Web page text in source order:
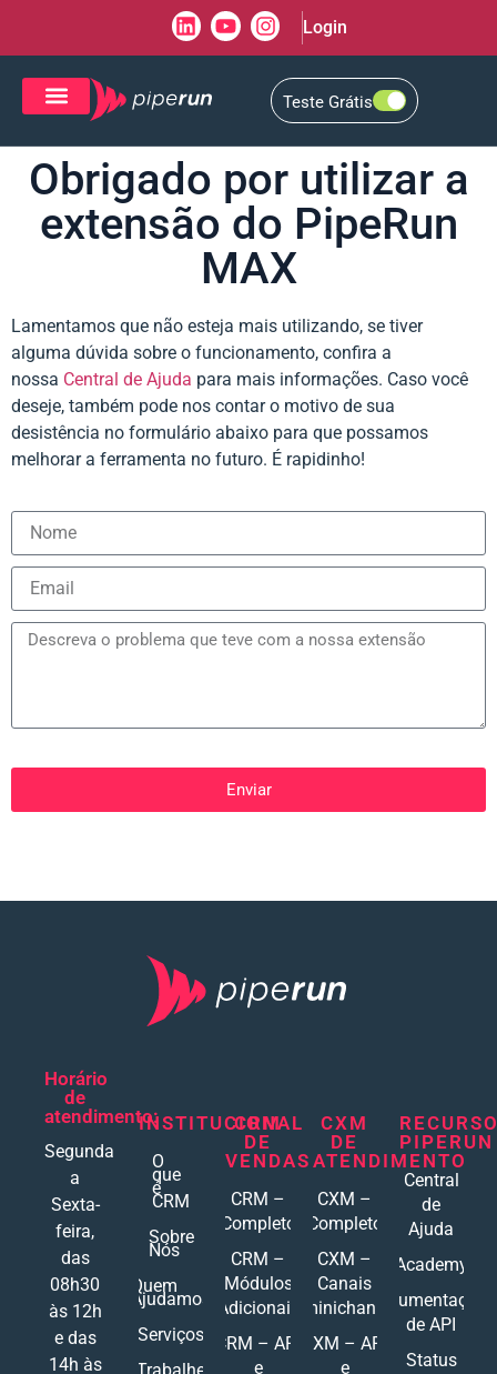
Login
Teste Grátis
Obrigado por utilizar a
extensão do PipeRun
MAX
Lamentamos que não esteja mais utilizando, se tiver
alguma dúvida sobre o funcionamento, confira a
nossa Central de Ajuda para mais informações. Caso você
deseje, também pode nos contar o motivo de sua
desistência no formulário abaixo para que possamos
melhorar a ferramenta no futuro. É rapidinho!
Enviar
Horário
de
atendimento:
Segunda
a
Sexta-
feira,
das
08h30
às 12h
e das
14h às
INSTITUCIONAL
O
que
é
CRM
Sobre
Nós
Quem
Ajudamos
Serviços
CRM
DE
VENDAS
CRM –
Completo
CRM –
Módulos
Adicionais
CRM – API
e
CXM
DE
ATENDIMENTO
CXM –
Completo
CXM –
Canais
Ominichannel
CXM – API
e
PIPERUN
Central
de
Ajuda
Academy
Documentações
de API
Status